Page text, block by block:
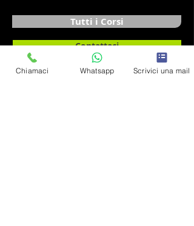
Tutti i Corsi
Contattaci
Chiamaci Whatsapp Scrivici una mail